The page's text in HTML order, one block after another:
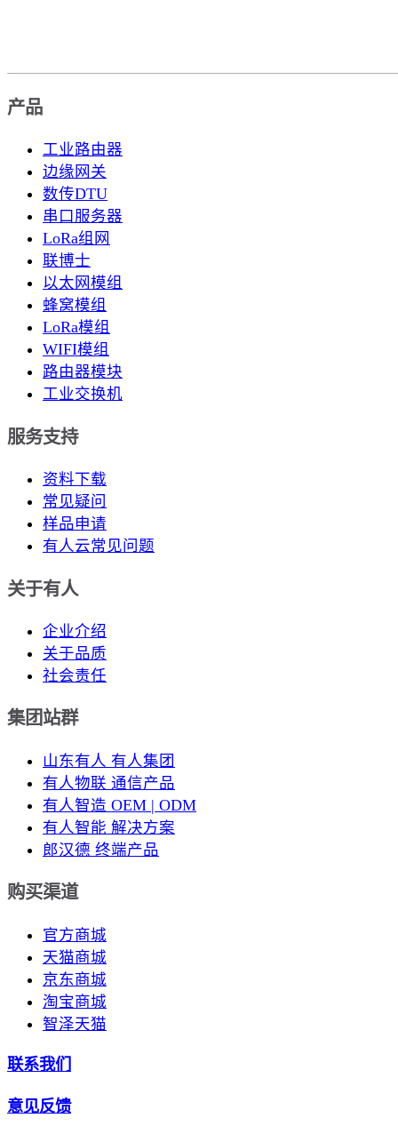
产品
工业路由器
边缘网关
数传DTU
串口服务器
LoRa组网
联博士
以太网模组
蜂窝模组
LoRa模组
WIFI模组
路由器模块
工业交换机
服务支持
资料下载
常见疑问
样品申请
有人云常见问题
关于有人
企业介绍
关于品质
社会责任
集团站群
山东有人 有人集团
有人物联 通信产品
有人智造 OEM | ODM
有人智能 解决方案
郎汉德 终端产品
购买渠道
官方商城
天猫商城
京东商城
淘宝商城
智泽天猫
联系我们
意见反馈